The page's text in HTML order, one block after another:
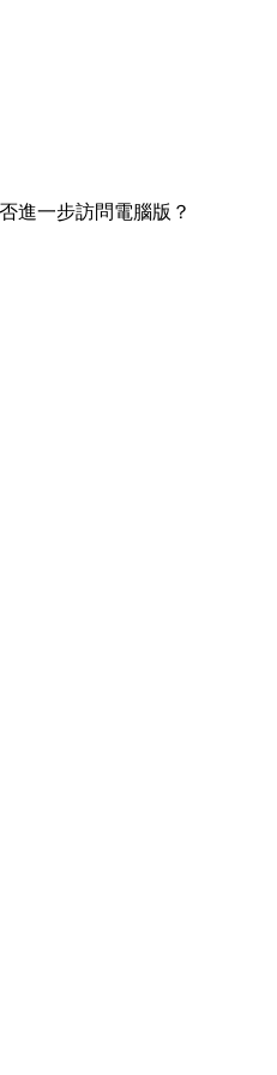
進一步訪問電腦版？